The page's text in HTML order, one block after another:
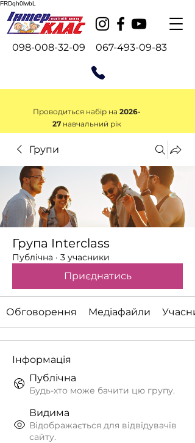
FRDqh0lwbL
098-008-32-09 067-493-09-83
Проводиться набір на 2026-
27навчальний рік
Проводиться набір на 2026-27
навчальний рік
Групи
Група Interclass
Публічна · 3 учасники
Приєднатись
Обговорення Медіафайли
Інформація
Публічна
Будь-хто може бачити цю групу.
Видима
Відображається для відвідувачів
сайту.